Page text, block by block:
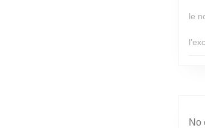
le
No